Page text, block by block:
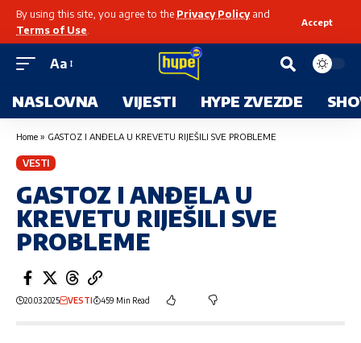
By using this site, you agree to the Privacy Policyand
Terms of Use
Accept
Aa
NASLOVNA VIJESTI HYPE ZVEZDE
Home » GASTOZ I ANĐELA U KREVETU RIJEŠILI SVE PROBLEME
VESTI
GASTOZ I ANĐELA U
KREVETU RIJEŠILI SVE
PROBLEME
20.03.2025 VESTI 459 Min Read